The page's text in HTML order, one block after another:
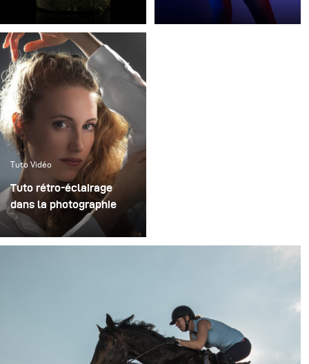
Tuto Vidéo
Tuto rétro-éclairage
dans la photographie